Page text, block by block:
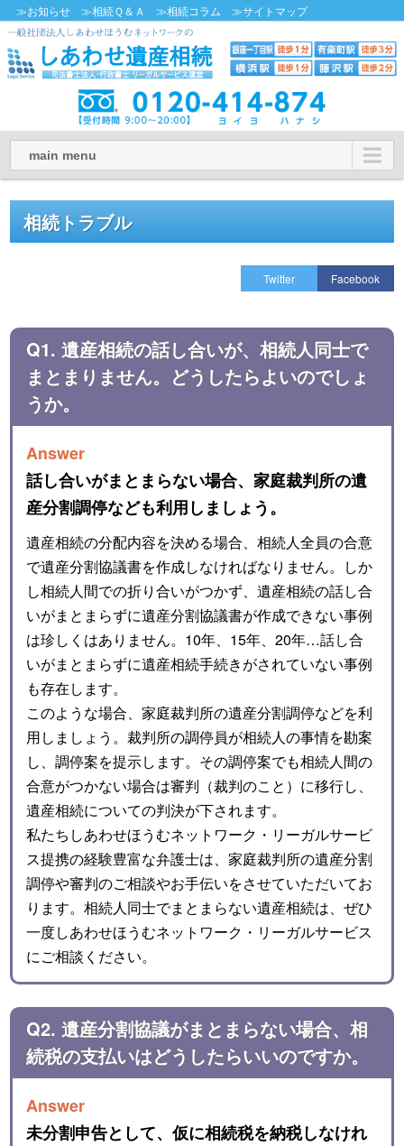
≫お知らせ ≫相続Ｑ＆Ａ ≫相続コラム ≫サイトマップ
main menu
相続トラブル
Twitter Facebook
Q1. 遺産相続の話し合いが、相続人同士で
まとまりません。どうしたらよいのでしょ
うか。
Answer
話し合いがまとまらない場合、家庭裁判所の遺
産分割調停なども利用しましょう。
遺産相続の分配内容を決める場合、相続人全員の合意
で遺産分割協議書を作成しなければなりません。しか
し相続人間での折り合いがつかず、遺産相続の話し合
いがまとまらずに遺産分割協議書が作成できない事例
は珍しくはありません。10年、15年、20年…話し合
いがまとまらずに遺産相続手続きがされていない事例
も存在します。
このような場合、家庭裁判所の遺産分割調停などを利
用しましょう。裁判所の調停員が相続人の事情を勘案
し、調停案を提示します。その調停案でも相続人間の
合意がつかない場合は審判（裁判のこと）に移行し、
遺産相続についての判決が下されます。
私たちしあわせほうむネットワーク・リーガルサービ
ス提携の経験豊富な弁護士は、家庭裁判所の遺産分割
調停や審判のご相談やお手伝いをさせていただいてお
ります。相続人同士でまとまらない遺産相続は、ぜひ
一度しあわせほうむネットワーク・リーガルサービス
にご相談ください。
Q2. 遺産分割協議がまとまらない場合、相
続税の支払いはどうしたらいいのですか。
Answer
未分割申告として、仮に相続税を納税しなけれ